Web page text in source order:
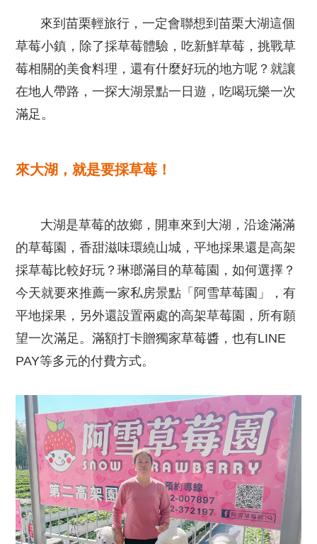
來到苗栗輕旅行，一定會聯想到苗栗大湖這個
草莓小鎮，除了採草莓體驗，吃新鮮草莓，挑戰草
莓相關的美食料理，還有什麼好玩的地方呢？就讓
在地人帶路，一探大湖景點一日遊，吃喝玩樂一次
滿足。
來大湖，就是要採草莓！
大湖是草莓的故鄉，開車來到大湖，沿途滿滿
的草莓園，香甜滋味環繞山城，平地採果還是高架
採草莓比較好玩？琳瑯滿目的草莓園，如何選擇？
今天就要來推薦一家私房景點「阿雪草莓園」，有
平地採果，另外還設置兩處的高架草莓園，所有願
望一次滿足。滿額打卡贈獨家草莓醬，也有LINE
PAY等多元的付費方式。